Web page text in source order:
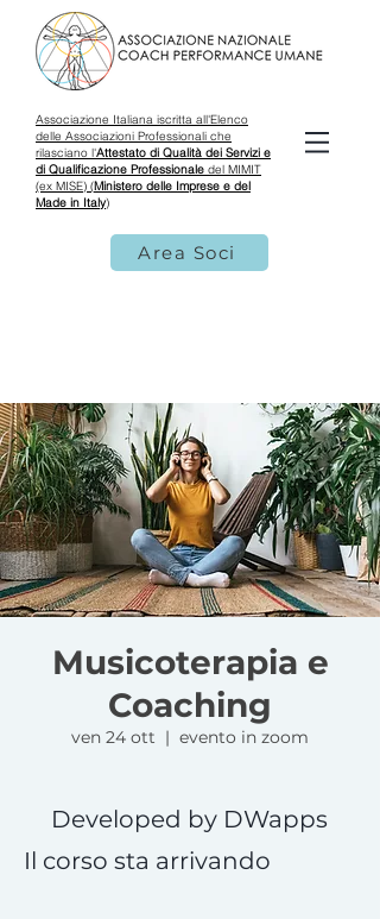
Associazione Italiana iscritta all'Elenco
delle Associazioni Professionali che
rilasciano l'Attestato di Qualità dei Servizi e
di Qualificazione Professionale del MIMIT
(ex MISE) (Ministero delle Imprese e del
Made in Italy)
Area Soci
Musicoterapia e
Coaching
ven 24 ott
  |
evento in zoom
Il corso sta arrivando
Developed by DWapps